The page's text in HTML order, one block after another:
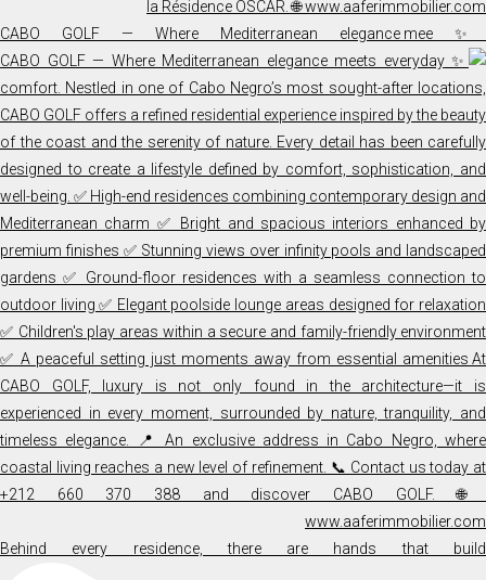
✨ CABO GOLF — Where Mediterranean elegance mee
Behind every residence, there are hands that build